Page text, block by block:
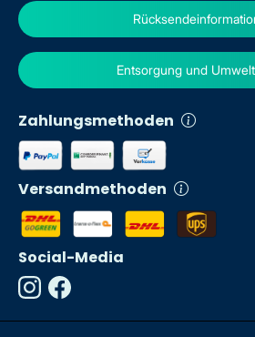
Zahlungsmethoden
Versandmethoden
Entsorgung und
Social-Media